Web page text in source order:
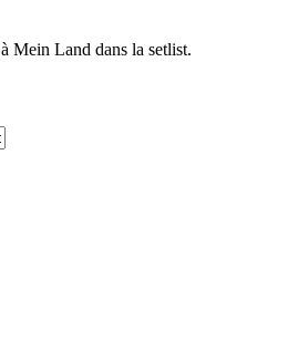
Mein Land dans la setlist.